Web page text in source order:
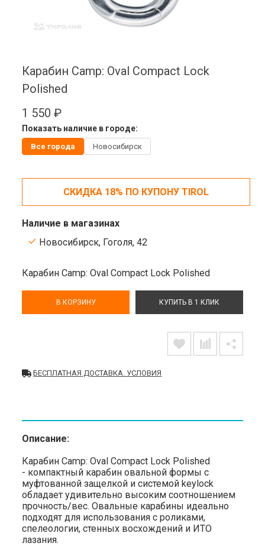
Карабин Camp: Oval Compact Lock
Polished
1 550 ₽
Показать наличие в городе:
Все города Новосибирск
СКИДКА 18% ПО КУПОНУ TIROL
Наличие в магазинах
Новосибирск, Гоголя, 42
Карабин Camp: Oval Compact Lock Polished
В КОРЗИНУ КУПИТЬ В 1 КЛИК
БЕСПЛАТНАЯ ДОСТАВКА. УСЛОВИЯ
Описание:
Карабин Camp: Oval Compact Lock Polished
- компактный карабин овальной формы с
муфтованной защелкой и системой keylock
обладает удивительно высоким соотношением
прочность/вес. Овальные карабины идеально
подходят для использования с роликами,
спелеологии, стенных восхождений и ИТО
лазания.